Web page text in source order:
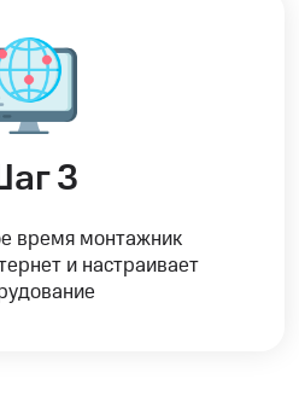
3
время монтажник
и настраивает